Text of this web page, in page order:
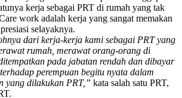
kerja sebagai PRT di rumah yang tak
work adalah kerja yang sangat memakan
selayaknya.
dari kerja-kerja kami sebagai PRT yang
rumah, merawat orang-orang di
pada jabatan rendah dan dibayar
perempuan begitu nyata dalam
yang dilakukan PRT,” kata salah satu PRT,